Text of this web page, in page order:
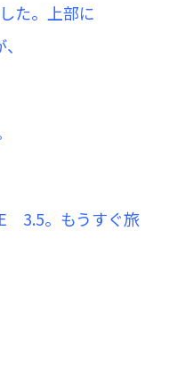
た。上部に
3.5。もうすぐ旅